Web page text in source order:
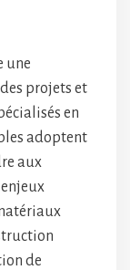
une
projets et
en
adoptent
aux
de